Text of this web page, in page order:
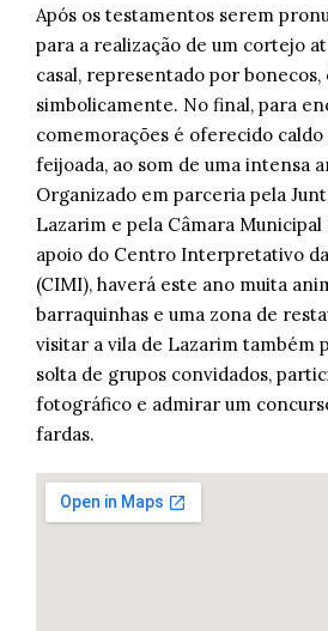
Após os testamentos serem
para a realização de um cortejo
casal, representado por bonecos,
simbolicamente. No final, para
comemorações é oferecido
feijoada, ao som de uma intensa
Organizado em parceria pela
Lazarim e pela Câmara
apoio do Centro Interpretativo
(CIMI), haverá este ano muita
barraquinhas e uma zona de
visitar a vila de Lazarim também
solta de grupos convidados,
fotográfico e admirar um
fardas.